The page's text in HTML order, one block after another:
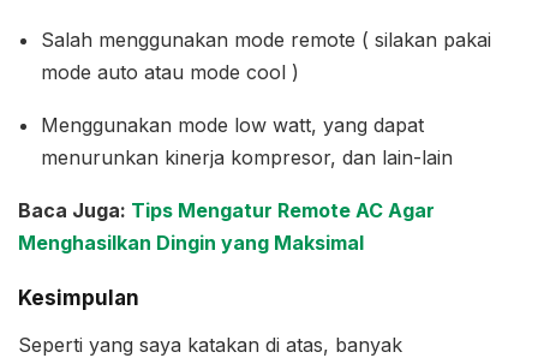
Salah menggunakan mode remote ( silakan pakai
mode auto atau mode cool )
Menggunakan mode low watt, yang dapat
menurunkan kinerja kompresor, dan lain-lain
Baca Juga: Tips Mengatur Remote AC Agar
Menghasilkan Dingin yang Maksimal
Kesimpulan
Seperti yang saya katakan di atas, banyak